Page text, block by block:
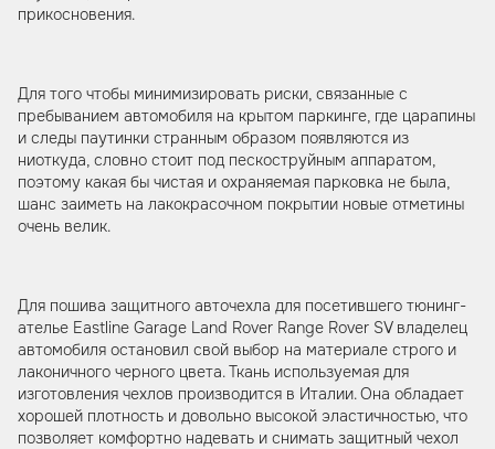
прикосновения.
Для того чтобы минимизировать риски, связанные с
пребыванием автомобиля на крытом паркинге, где царапины
и следы паутинки странным образом появляются из
ниоткуда, словно стоит под пескоструйным аппаратом,
поэтому какая бы чистая и охраняемая парковка не была,
шанс заиметь на лакокрасочном покрытии новые отметины
очень велик.
Для пошива защитного авточехла для посетившего тюнинг-
ателье Eastline Garage Land Rover Range Rover SV владелец
автомобиля остановил свой выбор на материале строго и
лаконичного черного цвета. Ткань используемая для
изготовления чехлов производится в Италии. Она обладает
хорошей плотность и довольно высокой эластичностью, что
позволяет комфортно надевать и снимать защитный чехол